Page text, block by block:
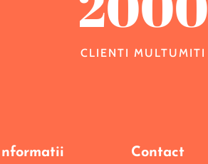
CLIENTI MULTUMITI
Contact